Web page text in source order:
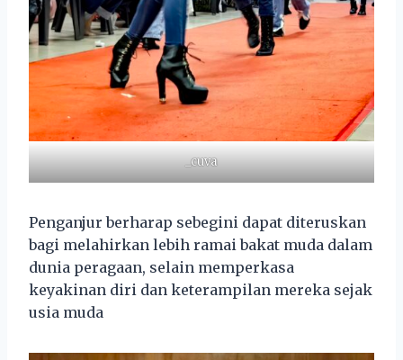
_cuva
Penganjur berharap sebegini dapat diteruskan
bagi melahirkan lebih ramai bakat muda dalam
dunia peragaan, selain memperkasa
keyakinan diri dan keterampilan mereka sejak
usia muda